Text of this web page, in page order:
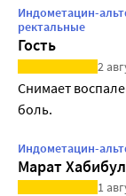
Индометацин-
ректальные
Гость
2
Снимает
боль.
Индометацин-
Марат
1